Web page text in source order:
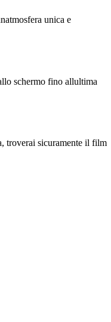
unica e
schermo fino allultima
troverai sicuramente il film